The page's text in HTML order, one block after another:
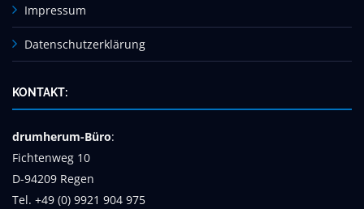
Impressum
Datenschutzerklärung
KONTAKT:
drumherum-Büro:
Fichtenweg 10
D-94209 Regen
Tel. +49 (0) 9921 904 975